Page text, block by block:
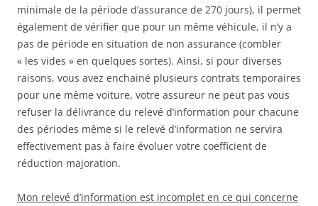
minimale de la période d’assurance de 270 jours), il permet
également de vérifier que pour un même véhicule, il n’y a
pas de période en situation de non assurance (combler
« les vides » en quelques sortes). Ainsi, si pour diverses
raisons, vous avez enchainé plusieurs contrats temporaires
pour une même voiture, votre assureur ne peut pas vous
refuser la délivrance du relevé d’information pour chacune
des périodes même si le relevé d’information ne servira
effectivement pas à faire évoluer votre coefficient de
réduction majoration.
Mon relevé d’information est incomplet en ce qui concerne